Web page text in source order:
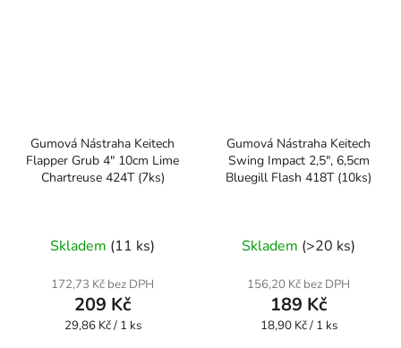
Gumová Nástraha Keitech
Flapper Grub 4" 10cm Lime
Chartreuse 424T (7ks)
Skladem (11 ks)
172,73 Kč bez DPH
209 Kč
Měrná
29,86 Kč / 1 ks
Gumová Nástraha Keitech
Swing Impact 2,5", 6,5cm
Bluegill Flash 418T (10ks)
Skladem (>20 ks)
156,20 Kč bez DPH
189 Kč
Měrná
18,90 Kč / 1 ks